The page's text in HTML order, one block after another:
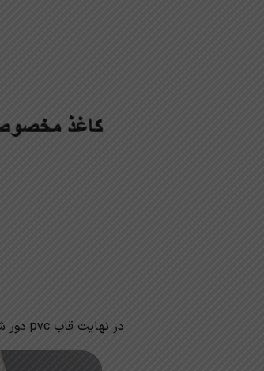
در نهایت قاب pvc دور شاسی گرفته میشود